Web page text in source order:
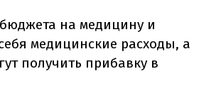
на медицину и
медицинские расходы, а
получить прибавку в